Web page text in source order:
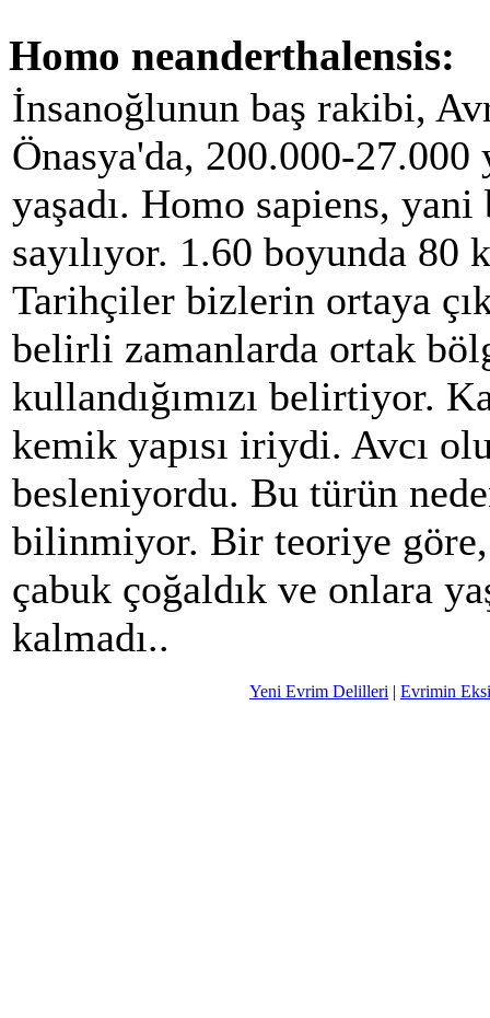
Homo neanderthalensis:
İnsanoğlunun baş rakibi,
Önasya'da, 200.000-27.000
yaşadı. Homo sapiens,
sayılıyor. 1.60 boyunda 80
Tarihçiler bizlerin ortaya
belirli zamanlarda ortak
kullandığımızı belirtiyor.
kemik yapısı iriydi. Avcı
besleniyordu. Bu türün
bilinmiyor. Bir teoriye
çabuk çoğaldık ve onlara
kalmadı..
Yeni Evrim Delilleri | Evrimin